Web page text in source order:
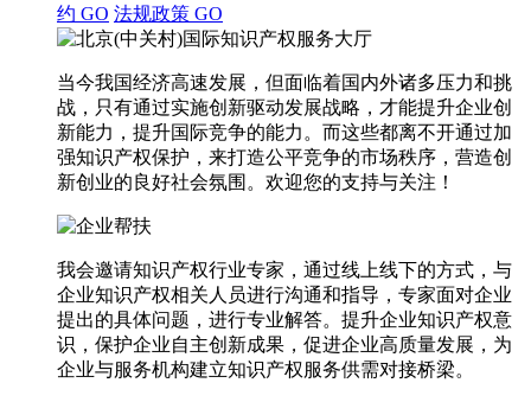
约 GO 法规政策 GO
当今我国经济高速发展，但面临着国内外诸多压力和挑
战，只有通过实施创新驱动发展战略，才能提升企业创
新能力，提升国际竞争的能力。而这些都离不开通过加
强知识产权保护，来打造公平竞争的市场秩序，营造创
新创业的良好社会氛围。欢迎您的支持与关注！
我会邀请知识产权行业专家，通过线上线下的方式，与
企业知识产权相关人员进行沟通和指导，专家面对企业
提出的具体问题，进行专业解答。提升企业知识产权意
识，保护企业自主创新成果，促进企业高质量发展，为
企业与服务机构建立知识产权服务供需对接桥梁。